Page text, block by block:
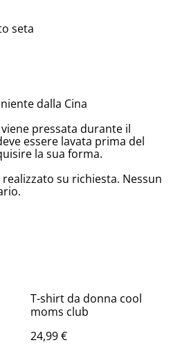
seta
dalla Cina
pressata durante il
essere lavata prima del
la sua forma.
su richiesta. Nessun
T-shirt da donna cool
moms club
24,99 €